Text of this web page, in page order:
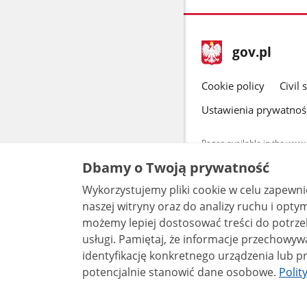
footer
gov.pl Main
gov.pl
Cookie policy Civil
Ustawienia
Pages available in the
data by each unit can be
All content
license,
Dbamy o Twoją prywatność
Wykorzystujemy pliki cookie w celu
naszej witryny oraz do analizy ruchu i
możemy lepiej dostosować treści do
usługi. Pamiętaj, że informacje przechowywane w plikach cookie mogą pozwalać na
identyfikację konkretnego urządzenia lub
potencjalnie stanowić dane osobowe.